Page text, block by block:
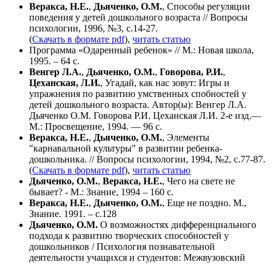
Веракса, Н.Е., Дьяченко, О.М., Способы регуляции
поведения у детей дошкольного возраста // Вопросы
психологии, 1996, №3, с.14-27.
(Скачать в формате pdf), читать статью
Программа «Одаренный ребенок» // М.: Новая школа,
1995. – 64 с.
Венгер Л.А., Дьяченко, О.М., Говорова, Р.И.,
Цеханская, Л.И., Угадай, как нас зовут: Игры и
упражнения по развитию умственных спобностей у
детей дошкольного возраста. Автор(ы): Венгер Л.А.
Дьяченко О.М. Говорова Р.И. Цеханская Л.И. 2-е изд.—
М.: Просвещение, 1994. — 96 с.
Веракса, Н.Е., Дьяченко, О.М., Элементы
"карнавальной культуры" в развитии ребенка-
дошкольника. // Вопросы психологии, 1994, №2, с.77-87.
(Скачать в формате pdf), читать статью
Дьяченко, О.М., Веракса, Н.Е., Чего на свете не
бывает? - М.: Знание, 1994 – 160 с.
Веракса, Н.Е., Дьяченко, О.М., Еще не поздно. М.,
Знание. 1991. – с.128
Дьяченко, О.М. О возможностях дифференциального
подхода к развитию творческих способностей у
дошкольников / Психология познавательной
деятельности учащихся и студентов: Межвузовский